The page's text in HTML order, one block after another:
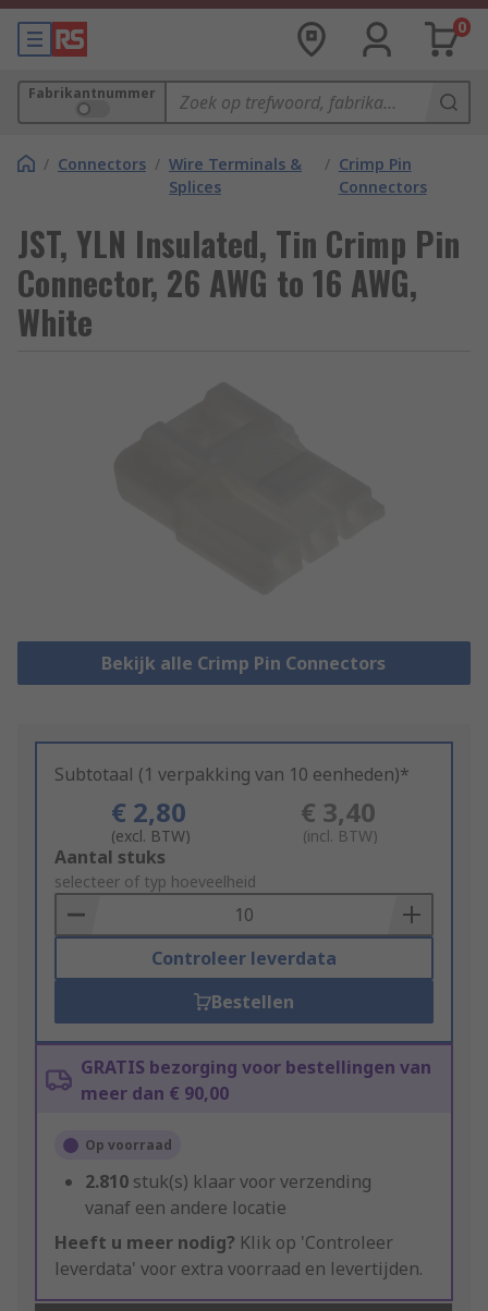
0
Fabrikantnummer
/ Connectors / Wire Terminals &
Splices
/ Crimp Pin
Connectors
JST, YLN Insulated, Tin Crimp Pin
Connector, 26 AWG to 16 AWG,
White
Bekijk alle Crimp Pin Connectors
Subtotaal (1 verpakking van 10 eenheden)*
€ 2,80
(excl. BTW)
€ 3,40
(incl. BTW)
Add
to
Basket
Aantal stuks
selecteer of typ hoeveelheid
Controleer leverdata
Bestellen
GRATIS bezorging voor bestellingen van
meer dan € 90,00
Op voorraad
2.810 stuk(s) klaar voor verzending
vanaf een andere locatie
Heeft u meer nodig? Klik op 'Controleer
leverdata' voor extra voorraad en levertijden.